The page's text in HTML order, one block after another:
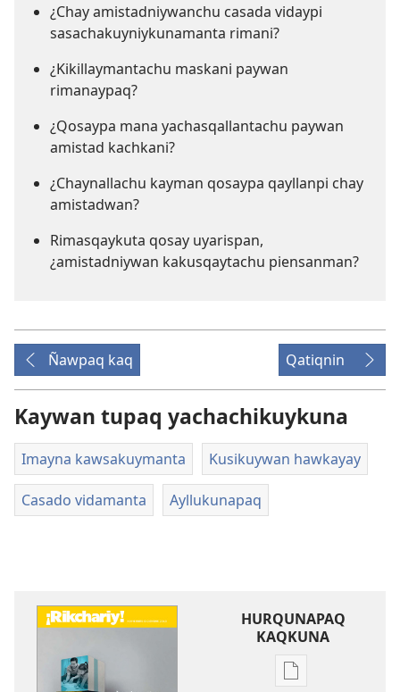
¿Chay amistadniywanchu casada vidaypi
sasachakuyniykunamanta rimani?
¿Kikillaymantachu maskani paywan
rimanaypaq?
¿Qosaypa mana yachasqallantachu paywan
amistad kachkani?
¿Chaynallachu kayman qosaypa qayllanpi chay
amistadwan?
Rimasqaykuta qosay uyarispan,
¿amistadniywan kakusqaytachu piensanman?
Ñawpaq kaq Qatiqnin
Kaywan tupaq yachachikuykuna
Imayna kawsakuymanta Kusikuywan hawkayay
Casado vidamanta Ayllukunapaq
HURQUNAPAQ
KAQKUNA
Qillqakunata